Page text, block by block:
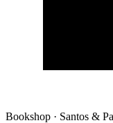
Bookshop · Santos &